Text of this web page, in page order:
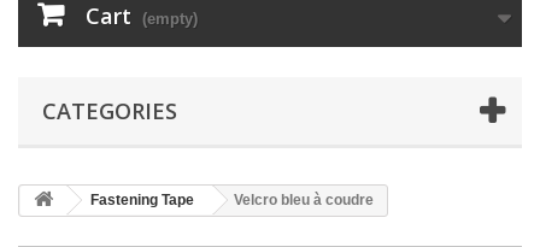
Cart (empty)
CATEGORIES
Fastening Tape Velcro bleu à coudre